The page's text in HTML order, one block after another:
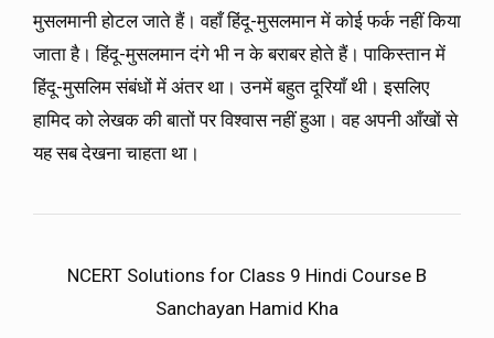
मुसलमानी होटल जाते हैं। वहाँ हिंदू-मुसलमान में कोई फर्क नहीं किया
जाता है। हिंदू-मुसलमान दंगे भी न के बराबर होते हैं। पाकिस्तान में
हिंदू-मुसलिम संबंधों में अंतर था। उनमें बहुत दूरियाँ थी। इसलिए
हामिद को लेखक की बातों पर विश्वास नहीं हुआ। वह अपनी आँखों से
यह सब देखना चाहता था।
NCERT Solutions for Class 9 Hindi Course B
Sanchayan Hamid Kha